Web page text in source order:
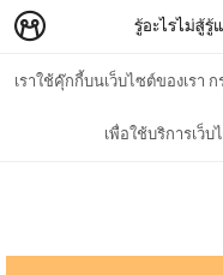
เราใช้คุ๊กกี้บนเว็บไซต์ของเรา
เพื่อใช้บริการเว็บ
01